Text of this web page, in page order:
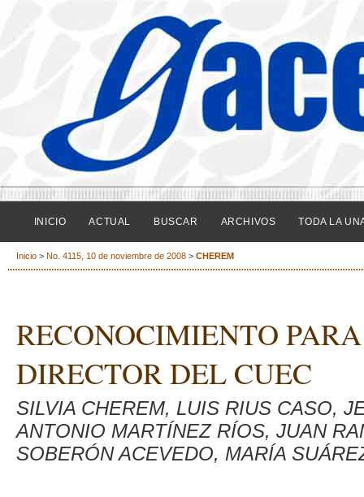
INICIO ACTUAL BUSCAR ARCHIVOS TODA LA
Inicio > No. 4115, 10 de noviembre de 2008 > CHEREM
RECONOCIMIENTO
DIRECTOR DEL CUEC
SILVIA CHEREM, LUIS RIUS CASO,
ANTONIO MARTÍNEZ RÍOS, JUAN
SOBERÓN ACEVEDO, MARÍA